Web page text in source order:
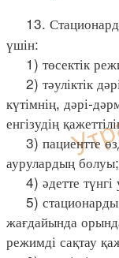
13.
үшін:
1) төсектік
2) тәуліктік
күтімнің, дәрі-
енгізудің
3) пациентте
аурулардың болуы;
4) әдетте түнгі
5) стационарды
жағдайында
режимді сақтау